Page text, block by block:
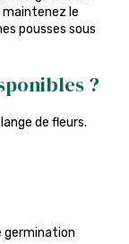
maintenez le
pousses sous
?
de fleurs.
germination